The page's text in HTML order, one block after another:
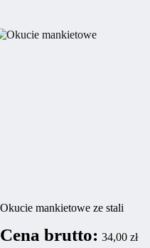
Okucie mankietowe ze stali
Cena brutto: 34,00 zł